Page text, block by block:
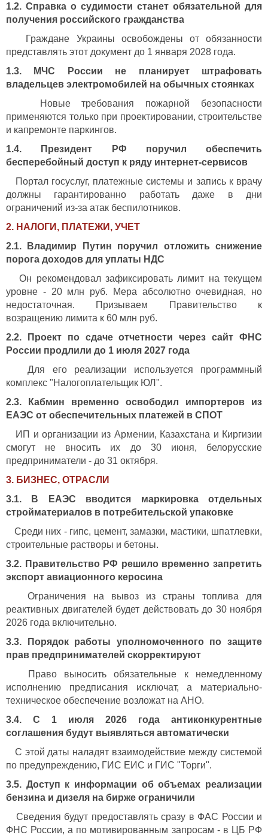
1.2. Справка о судимости станет обязательной для
получения российского гражданства
Граждане Украины освобождены от обязанности
представлять этот документ до 1 января 2028 года.
1.3. МЧС России не планирует штрафовать
владельцев электромобилей на обычных стоянках
Новые требования пожарной безопасности
применяются только при проектировании, строительстве
и капремонте паркингов.
1.4. Президент РФ поручил обеспечить
бесперебойный доступ к ряду интернет-сервисов
Портал госуслуг, платежные системы и запись к врачу
должны гарантированно работать даже в дни
ограничений из-за атак беспилотников.
2. НАЛОГИ, ПЛАТЕЖИ, УЧЕТ
2.1. Владимир Путин поручил отложить снижение
порога доходов для уплаты НДС
Он рекомендовал зафиксировать лимит на текущем
уровне - 20 млн руб. Мера абсолютно очевидная, но
недостаточная. Призываем Правительство к
возращению лимита к 60 млн руб.
2.2. Проект по сдаче отчетности через сайт ФНС
России продлили до 1 июля 2027 года
Для его реализации используется программный
комплекс "Налогоплательщик ЮЛ".
2.3. Кабмин временно освободил импортеров из
ЕАЭС от обеспечительных платежей в СПОТ
ИП и организации из Армении, Казахстана и Киргизии
смогут не вносить их до 30 июня, белорусские
предприниматели - до 31 октября.
3. БИЗНЕС, ОТРАСЛИ
3.1. В ЕАЭС вводится маркировка отдельных
стройматериалов в потребительской упаковке
Среди них - гипс, цемент, замазки, мастики, шпатлевки,
строительные растворы и бетоны.
3.2. Правительство РФ решило временно запретить
экспорт авиационного керосина
Ограничения на вывоз из страны топлива для
реактивных двигателей будет действовать до 30 ноября
2026 года включительно.
3.3. Порядок работы уполномоченного по защите
прав предпринимателей скорректируют
Право выносить обязательные к немедленному
исполнению предписания исключат, а материально-
техническое обеспечение возложат на АНО.
3.4. С 1 июля 2026 года антиконкурентные
соглашения будут выявляться автоматически
С этой даты наладят взаимодействие между системой
по предупреждению, ГИС ЕИС и ГИС "Торги".
3.5. Доступ к информации об объемах реализации
бензина и дизеля на бирже ограничили
Сведения будут предоставлять сразу в ФАС России и
ФНС России, а по мотивированным запросам - в ЦБ РФ